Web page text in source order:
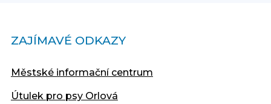
ZAJÍMAVÉ ODKAZY
Městské informační centrum
Útulek pro psy Orlová